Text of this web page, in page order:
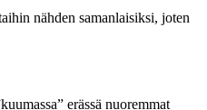
nähden samanlaisiksi, joten
erässä nuoremmat